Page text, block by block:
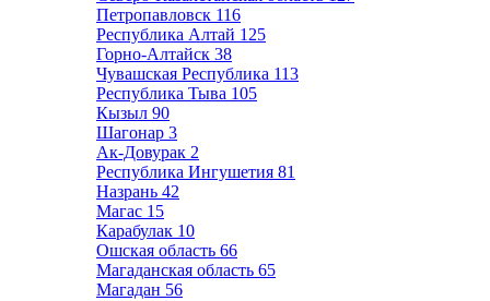
Петропавловск 116
Республика Алтай 125
Горно-Алтайск 38
Чувашская Республика 113
Республика Тыва 105
Кызыл 90
Шагонар 3
Ак-Довурак 2
Республика Ингушетия 81
Назрань 42
Магас 15
Карабулак 10
Ошская область 66
Магаданская область 65
Магадан 56